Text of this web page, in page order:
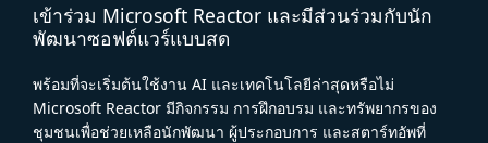
เข้าร่วม Microsoft Reactor และมีส่วนร่วมกับนัก
พัฒนาซอฟต์แวร์แบบสด
พร้อมที่จะเริ่มต้นใช้งาน AI และเทคโนโลยีล่าสุดหรือไม่
Microsoft Reactor มีกิจกรรม การฝึกอบรม และทรัพยากรของ
ชุมชนเพื่อช่วยเหลือนักพัฒนา ผู้ประกอบการ และสตาร์ทอัพที่